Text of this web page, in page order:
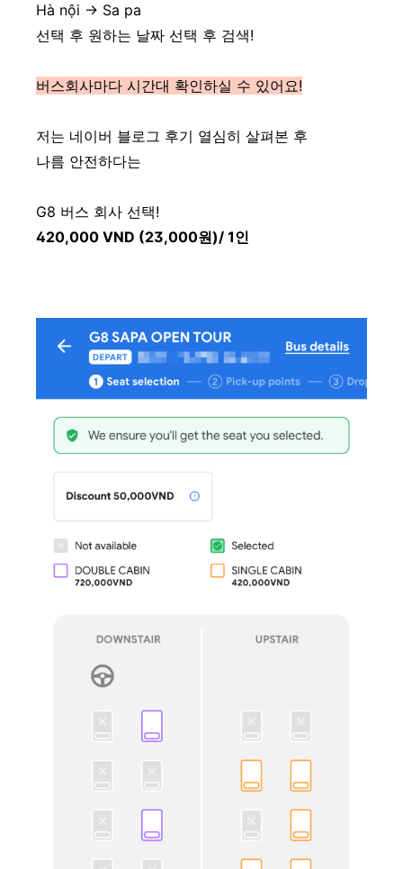
Hà nội -> Sa pa
선택 후 원하는 날짜 선택 후 검색!
버스회사마다 시간대 확인하실 수 있어요!
저는 네이버 블로그 후기 열심히 살펴본 후
나름 안전하다는
G8 버스 회사 선택!
420,000 VND (23,000원)/ 1인